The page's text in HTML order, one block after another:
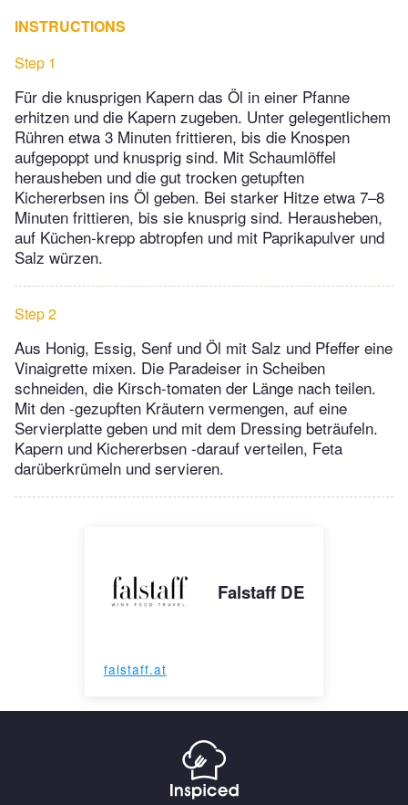
INSTRUCTIONS
Step 1
Für die knusprigen Kapern das Öl in einer Pfanne
erhitzen und die Kapern zugeben. Unter gelegentlichem
Rühren etwa 3 Minuten frittieren, bis die Knospen
aufgepoppt und knusprig sind. Mit Schaumlöffel
herausheben und die gut trocken getupften
Kichererbsen ins Öl geben. Bei starker Hitze etwa 7–8
Minuten frittieren, bis sie knusprig sind. Herausheben,
auf Küchen-krepp abtropfen und mit Paprikapulver und
Salz würzen.
Step 2
Aus Honig, Essig, Senf und Öl mit Salz und Pfeffer eine
Vinaigrette mixen. Die Paradeiser in Scheiben
schneiden, die Kirsch-tomaten der Länge nach teilen.
Mit den -gezupften Kräutern vermengen, auf eine
Servierplatte geben und mit dem Dressing beträufeln.
Kapern und Kichererbsen -darauf verteilen, Feta
darüberkrümeln und servieren.
Falstaff DE
falstaff.at